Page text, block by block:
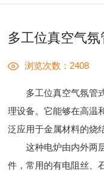
多工位真空气
浏览次数：2408
多工位真空气氛管式
理设备。它能够在高温
泛应用于金属材料的烧
这种电炉由内外两层
件，常用的有电阻丝、